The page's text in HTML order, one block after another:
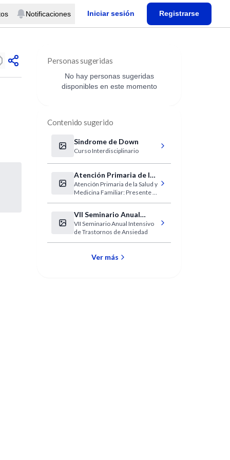
Notificaciones Iniciar sesión Registrarse
Personas sugeridas
No hay personas sugeridas
disponibles en este momento
Contenido sugerido
Sindrome de Down
Curso Interdisciplinario
Atención Primaria de la
Salud y Medicina
Familiar
Atención Primaria de la Salud y
Medicina Familiar: Presente y
VII Seminario Anual
Intensivo de Trastornos
de Ansiedad
VII Seminario Anual Intensivo
de Trastornos de Ansiedad
Ver más